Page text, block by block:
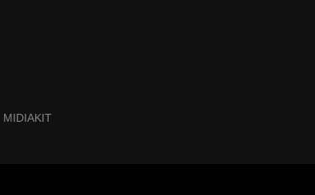
MIDIAKIT